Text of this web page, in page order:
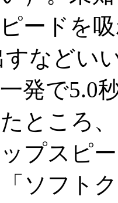
ードを
すなどい
発で5.0
ところ、
プスピ
ソフト